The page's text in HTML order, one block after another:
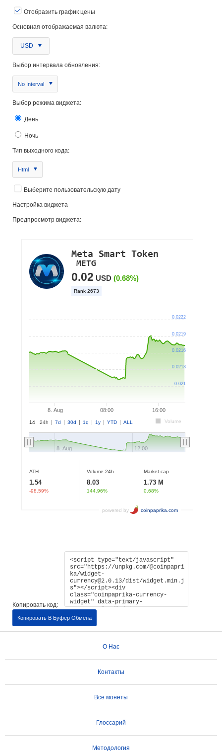
Отобразить график цены
Основная отображаемая валюта:
USD
Выбор интервала обновления:
No Interval
Выбор режима виджета:
День
Ночь
Тип выходного кода:
Html
Выберите пользовательскую дату
Настройка виджета
Предпросмотр виджета:
Копировать код:
Копировать В Буфер Обмена
О Нас
Контакты
Все монеты
Глоссарий
Методология